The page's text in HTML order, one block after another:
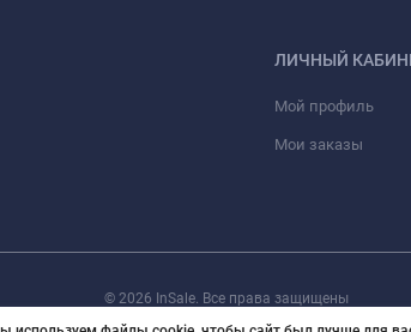
ЛИЧНЫЙ
Мой профиль
Мои заказы
© 2026 InSale. Все права защищены